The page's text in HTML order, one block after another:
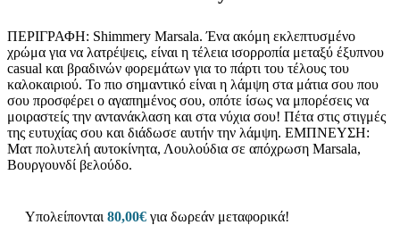
ΠΕΡΙΓΡΑΦΗ: Shimmery Marsala. Ένα ακόμη εκλεπτυσμένο
χρώμα για να λατρέψεις, είναι η τέλεια ισορροπία μεταξύ έξυπνου
casual και βραδινών φορεμάτων για το πάρτι του τέλους του
καλοκαιριού. Το πιο σημαντικό είναι η λάμψη στα μάτια σου που
σου προσφέρει ο αγαπημένος σου, οπότε ίσως να μπορέσεις να
μοιραστείς την αντανάκλαση και στα νύχια σου! Πέτα στις στιγμές
της ευτυχίας σου και διάδωσε αυτήν την λάμψη. ΕΜΠΝΕΥΣΗ:
Ματ πολυτελή αυτοκίνητα, Λουλούδια σε απόχρωση Marsala,
Βουργουνδί βελούδο.
Υπολείπονται 80,00€ για δωρεάν μεταφορικά!